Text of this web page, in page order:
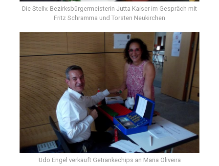
Die Stellv. Bezirksbürgermeisterin Jutta Kaiser im Gespräch mit
Fritz Schramma und Torsten Neukirchen
Udo Engel verkauft Getränkechips an Maria Oliveira